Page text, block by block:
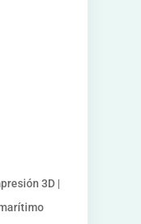
3D |